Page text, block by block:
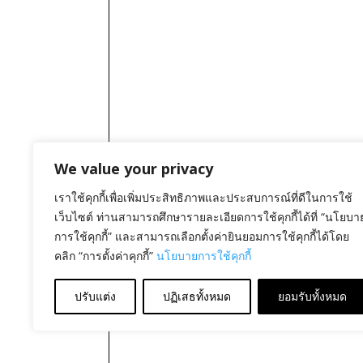
We value your privacy
เราใช้คุกกี้เพื่อเพิ่มประสิทธิภาพและประสบการณ์ที่ดีในการใช้
เว็บไซต์ ท่านสามารถศึกษารายละเอียดการใช้คุกกี้ได้ที่ “นโยบา
การใช้คุกกี้” และสามารถเลือกตั้งค่ายินยอมการใช้คุกกี้ได้โดย
คลิก “การตั้งค่าคุกกี้” นโยบายการใช้คุกกี้
ปรับแต่ง ปฏิเสธทั้งหมด ยอมรับทั้งหมด